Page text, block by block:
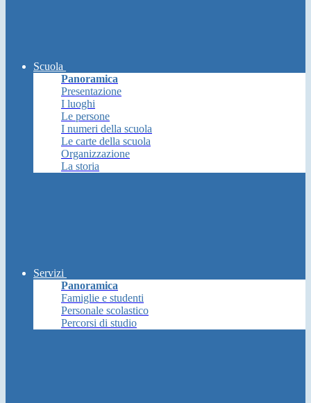
Scuola
Panoramica
Presentazione
I luoghi
Le persone
I numeri della scuola
Le carte della scuola
Organizzazione
La storia
Servizi
Panoramica
Famiglie e studenti
Personale scolastico
Percorsi di studio